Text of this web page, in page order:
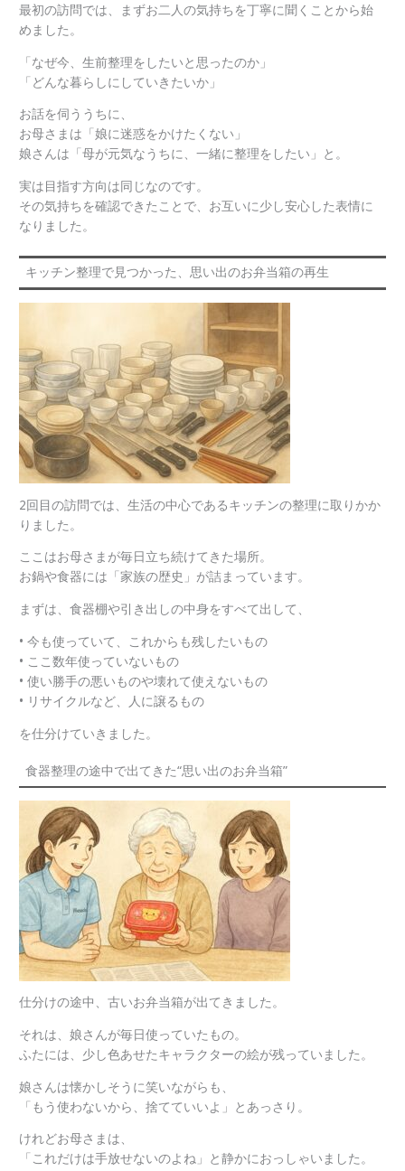
最初の訪問では、まずお二人の気持ちを丁寧に聞くことから始
めました。
「なぜ今、生前整理をしたいと思ったのか」
「どんな暮らしにしていきたいか」
お話を伺ううちに、
お母さまは「娘に迷惑をかけたくない」
娘さんは「母が元気なうちに、一緒に整理をしたい」と。
実は目指す方向は同じなのです。
その気持ちを確認できたことで、お互いに少し安心した表情に
なりました。
キッチン整理で見つかった、思い出のお弁当箱の再生
2回目の訪問では、生活の中心であるキッチンの整理に取りかか
りました。
ここはお母さまが毎日立ち続けてきた場所。
お鍋や食器には「家族の歴史」が詰まっています。
まずは、食器棚や引き出しの中身をすべて出して、
• 今も使っていて、これからも残したいもの
• ここ数年使っていないもの
• 使い勝手の悪いものや壊れて使えないもの
• リサイクルなど、人に譲るもの
を仕分けていきました。
食器整理の途中で出てきた“思い出のお弁当箱”
仕分けの途中、古いお弁当箱が出てきました。
それは、娘さんが毎日使っていたもの。
ふたには、少し色あせたキャラクターの絵が残っていました。
娘さんは懐かしそうに笑いながらも、
「もう使わないから、捨てていいよ」とあっさり。
けれどお母さまは、
「これだけは手放せないのよね」と静かにおっしゃいました。